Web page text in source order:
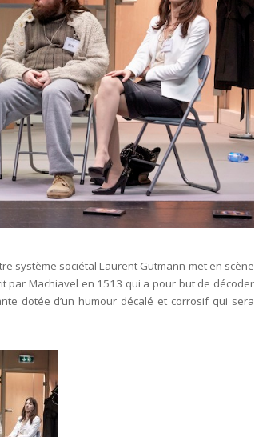
système sociétal Laurent Gutmann met en scène
par Machiavel en 1513 qui a pour but de décoder
dotée d’un humour décalé et corrosif qui sera